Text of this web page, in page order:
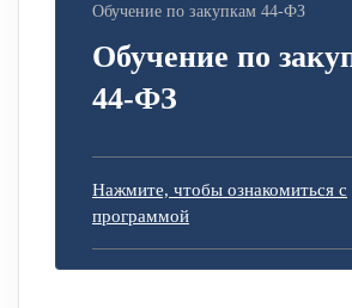
Обучение по закупкам 44-ФЗ
Обучение по
44-ФЗ
Нажмите, чтобы ознакомиться с
программой